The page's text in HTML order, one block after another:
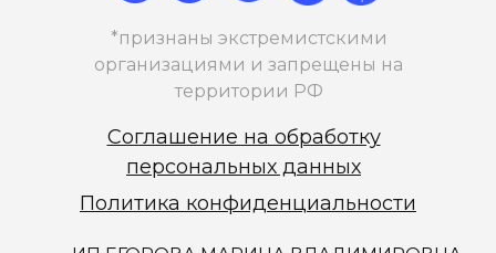
Соглашение на обработку
персональных данных
Политика конфиденциальности
*признаны экстремистскими
организациями и запрещены на
территории РФ